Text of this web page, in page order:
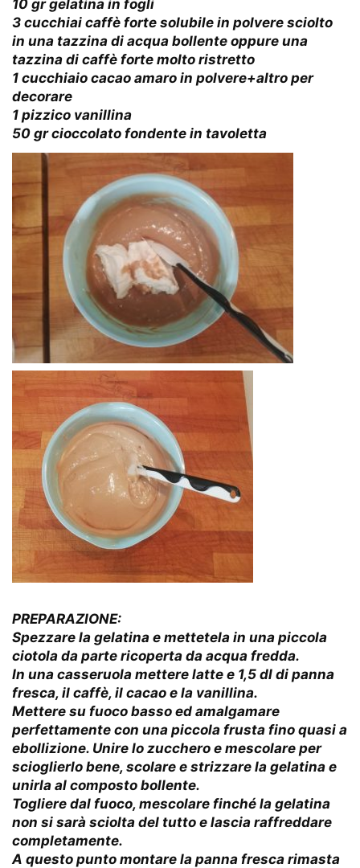
10 gr gelatina in fogli
3 cucchiai caffè forte solubile in polvere sciolto
in una tazzina di acqua bollente oppure una
tazzina di caffè forte molto ristretto
1 cucchiaio cacao amaro in polvere+altro per
decorare
1 pizzico vanillina
50 gr cioccolato fondente in tavoletta
PREPARAZIONE:
Spezzare la gelatina e mettetela in una piccola
ciotola da parte ricoperta da acqua fredda.
In una casseruola mettere latte e 1,5 dl di panna
fresca, il caffè, il cacao e la vanillina.
Mettere su fuoco basso ed amalgamare
perfettamente con una piccola frusta fino quasi a
ebollizione. Unire lo zucchero e mescolare per
scioglierlo bene, scolare e strizzare la gelatina e
unirla al composto bollente.
Togliere dal fuoco, mescolare finché la gelatina
non si sarà sciolta del tutto e lascia raffreddare
completamente.
A questo punto montare la panna fresca rimasta